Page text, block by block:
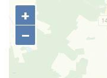
+
−
+
−